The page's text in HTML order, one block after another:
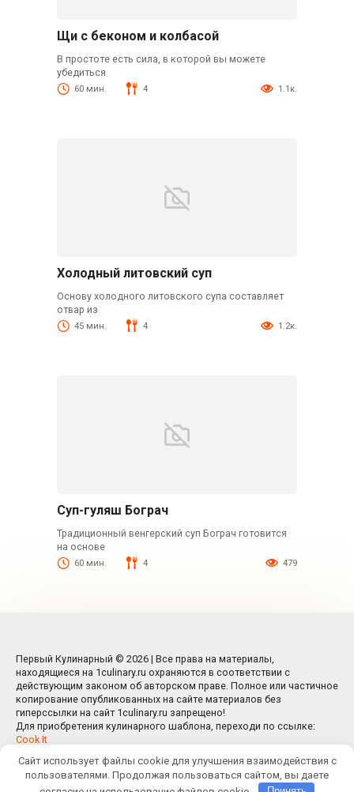
Щи с беконом и колбасой
В простоте есть сила, в которой вы можете
убедиться
60 мин. 4 1.1к.
Холодный литовский суп
Основу холодного литовского супа составляет
отвар из
45 мин. 4 1.2к.
Суп-гуляш Бограч
Традиционный венгерский суп Бограч готовится
на основе
60 мин. 4 479
Первый Кулинарный © 2026 | Все права на материалы,
находящиеся на 1culinary.ru охраняются в соответствии с
действующим законом об авторском праве. Полное или частичное
копирование опубликованных на сайте материалов без
гиперссылки на сайт 1culinary.ru запрещено!
Для приобретения кулинарного шаблона, переходи по ссылке:
Cook It
Сайт использует файлы cookie для улучшения взаимодействия с
пользователями. Продолжая пользоваться сайтом, вы даете